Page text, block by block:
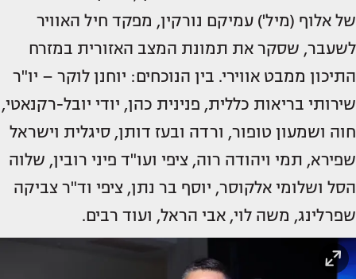
של אלוף (מיל') עמיקם נורקין, מפקד חיל האוויר
לשעבר, שסקר את תמונת המצב האזורית במזרח
התיכון ממבט אווירי. בין הנוכחים: יוחנן לוקר – יו"ר
שירותי בריאות כללית, פנינית כהן, יודי יובל-רקנאטי,
חוה ושמעון טופור, ורדה ובעז דותן, סיגלית וישראל
שפירא, תמי ויהודה רוה, ציפי ועו"ד פיני רובין, שלוה
הסל ושלומי אלקוסר, יוסף בר נתן, ציפי וד"ר צביקה
שפרלינג, משה לוי, אבי הראל, ועוד רבים.